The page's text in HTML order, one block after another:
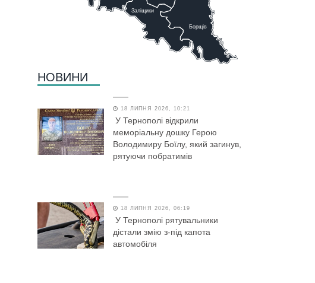
Заліщики
Борщів
НОВИНИ
18 ЛИПНЯ 2026, 10:21
У Тернополі відкрили
меморіальну дошку Герою
Володимиру Боїлу, який загинув,
рятуючи побратимів
18 ЛИПНЯ 2026, 06:19
У Тернополі рятувальники
дістали змію з-під капота
автомобіля